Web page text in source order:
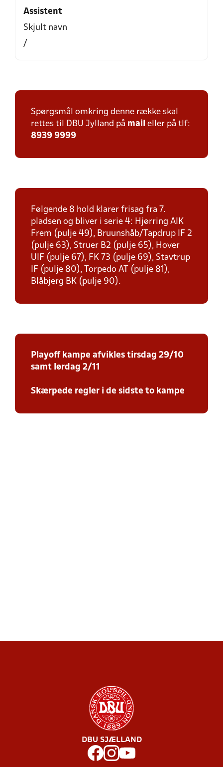
Assistent
Skjult navn
/
Spørgsmål omkring denne række skal
rettes til DBU Jylland på mail eller på tlf:
8939 9999
Følgende 8 hold klarer frisag fra 7.
pladsen og bliver i serie 4: Hjørring AIK
Frem (pulje 49), Bruunshåb/Tapdrup IF 2
(pulje 63), Struer B2 (pulje 65), Hover
UIF (pulje 67), FK 73 (pulje 69), Stavtrup
IF (pulje 80), Torpedo AT (pulje 81),
Blåbjerg BK (pulje 90).
Playoff kampe afvikles tirsdag 29/10
samt lørdag 2/11
Skærpede regler i de sidste to kampe
DBU SJÆLLAND